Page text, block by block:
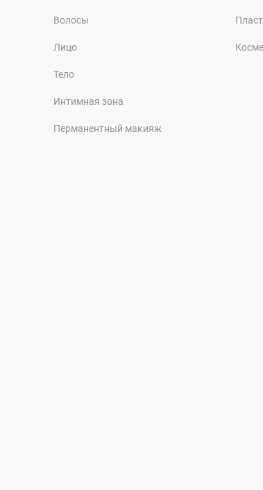
Волосы
Лицо
Тело
Интимная зона
Перманентный макияж